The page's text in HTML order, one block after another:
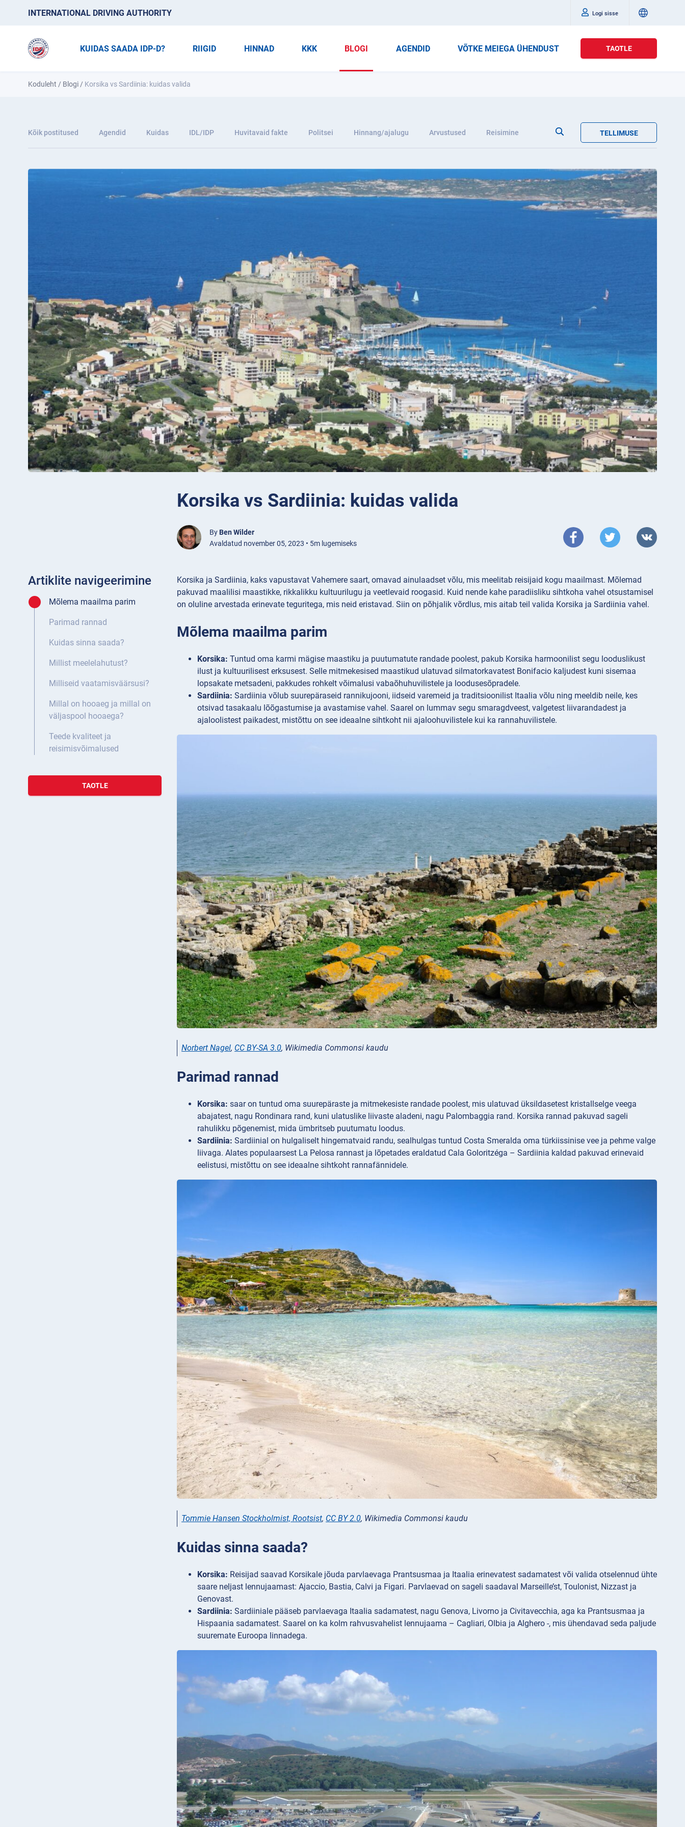
INTERNATIONAL DRIVING AUTHORITY Logi sisse
KUIDAS SAADA IDP-D? RIIGID HINNAD KKK BLOGI AGENDID VÕTKE MEIEGA ÜHENDUST TAOTLE
Koduleht / Blogi / Korsika vs Sardiinia: kuidas valida
Kõik postitused Agendid Kuidas IDL/IDP Huvitavaid fakte Politsei Hinnang/ajalugu Arvustused Reisimine TELLIMUSE
Korsika vs Sardiinia: kuidas valida
By Ben Wilder
Avaldatud november 05, 2023 • 5m lugemiseks
Artiklite navigeerimine
Mõlema maailma parim
Parimad rannad
Kuidas sinna saada?
Millist meelelahutust?
Milliseid vaatamisväärsusi?
Millal on hooaeg ja millal on
väljaspool hooaega?
Teede kvaliteet ja
reisimisvõimalused
TAOTLE
Korsika ja Sardiinia, kaks vapustavat Vahemere saart, omavad ainulaadset võlu, mis meelitab reisijaid kogu maailmast. Mõlemad
pakuvad maalilisi maastikke, rikkalikku kultuurilugu ja veetlevaid roogasid. Kuid nende kahe paradiisliku sihtkoha vahel otsustamisel
on oluline arvestada erinevate teguritega, mis neid eristavad. Siin on põhjalik võrdlus, mis aitab teil valida Korsika ja Sardiinia vahel.
Mõlema maailma parim
Korsika: Tuntud oma karmi mägise maastiku ja puutumatute randade poolest, pakub Korsika harmoonilist segu looduslikust
ilust ja kultuurilisest erksusest. Selle mitmekesised maastikud ulatuvad silmatorkavatest Bonifacio kaljudest kuni sisemaa
lopsakate metsadeni, pakkudes rohkelt võimalusi vabaõhuhuvilistele ja loodusesõpradele.
Sardiinia: Sardiinia võlub suurepäraseid rannikujooni, iidseid varemeid ja traditsioonilist Itaalia võlu ning meeldib neile, kes
otsivad tasakaalu lõõgastumise ja avastamise vahel. Saarel on lummav segu smaragdveest, valgetest liivarandadest ja
ajaloolistest paikadest, mistõttu on see ideaalne sihtkoht nii ajaloohuvilistele kui ka rannahuvilistele.
Norbert Nagel, CC BY-SA 3.0, Wikimedia Commonsi kaudu
Parimad rannad
Korsika: saar on tuntud oma suurepäraste ja mitmekesiste randade poolest, mis ulatuvad üksildasetest kristallselge veega
abajatest, nagu Rondinara rand, kuni ulatuslike liivaste aladeni, nagu Palombaggia rand. Korsika rannad pakuvad sageli
rahulikku põgenemist, mida ümbritseb puutumatu loodus.
Sardiinia: Sardiinial on hulgaliselt hingematvaid randu, sealhulgas tuntud Costa Smeralda oma türkiissinise vee ja pehme valge
liivaga. Alates populaarsest La Pelosa rannast ja lõpetades eraldatud Cala Goloritzéga – Sardiinia kaldad pakuvad erinevaid
eelistusi, mistõttu on see ideaalne sihtkoht rannafännidele.
Tommie Hansen Stockholmist, Rootsist, CC BY 2.0, Wikimedia Commonsi kaudu
Kuidas sinna saada?
Korsika: Reisijad saavad Korsikale jõuda parvlaevaga Prantsusmaa ja Itaalia erinevatest sadamatest või valida otselennud ühte
saare neljast lennujaamast: Ajaccio, Bastia, Calvi ja Figari. Parvlaevad on sageli saadaval Marseille’st, Toulonist, Nizzast ja
Genovast.
Sardiinia: Sardiiniale pääseb parvlaevaga Itaalia sadamatest, nagu Genova, Livorno ja Civitavecchia, aga ka Prantsusmaa ja
Hispaania sadamatest. Saarel on ka kolm rahvusvahelist lennujaama – Cagliari, Olbia ja Alghero -, mis ühendavad seda paljude
suuremate Euroopa linnadega.